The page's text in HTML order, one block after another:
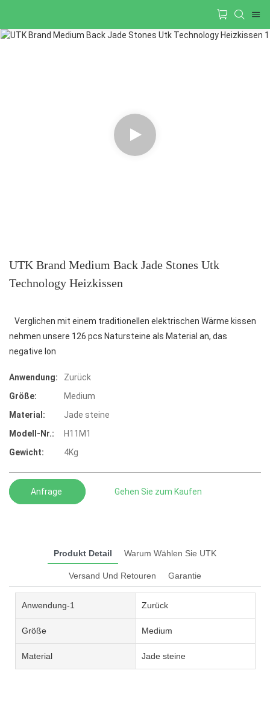
UTK Brand Medium Back Jade Stones Utk
Technology Heizkissen
Verglichen mit einem traditionellen elektrischen Wärme kissen
nehmen unsere 126 pcs Natursteine als Material an, das
negative Ion
Anwendung:
Zurück
Größe:
Medium
Material:
Jade steine
Modell-Nr.:
H11M1
Gewicht:
4Kg
Anfrage Gehen Sie zum Kaufen
Produkt Detail Warum Wählen Sie UTK
Versand Und Retouren Garantie
Anwendung-1 Zurück
Größe Medium
Material Jade steine